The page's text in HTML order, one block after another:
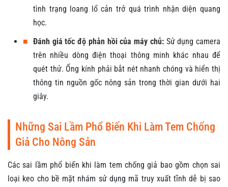
tình trạng loang lổ cản trở quá trình nhận diện quang
học.
■ Đánh giá tốc độ phản hồi của máy chủ:Sử dụng camera
trên nhiều dòng điện thoại thông minh khác nhau để
quét thử. Ống kính phải bắt nét nhanh chóng và hiển thị
thông tin nguồn gốc nông sản trong thời gian dưới hai
giây.
Những Sai Lầm Phổ Biến Khi Làm Tem Chống
Giả Cho Nông Sản
Các sai lầm phổ biến khi làm tem chống giả bao gồm chọn sai
loại keo cho bề mặt nhám sử dụng mã truy xuất tĩnh dễ bị sao